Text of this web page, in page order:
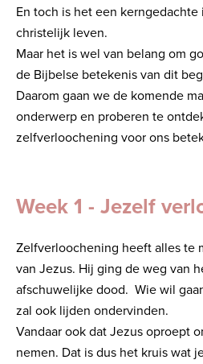
En toch is het een
christelijk leven.
Maar het is wel van belang om
de Bijbelse betekenis van dit
Daarom gaan we de komende
onderwerp en proberen te
zelfverloochening voor ons
Week 1 - Jezelf
Zelfverloochening heeft alles te
van Jezus. Hij ging de weg van
afschuwelijke dood. Wie wil
zal ook lijden ondervinden.
Vandaar ook dat Jezus oproept
nemen. Dat is dus het kruis wat